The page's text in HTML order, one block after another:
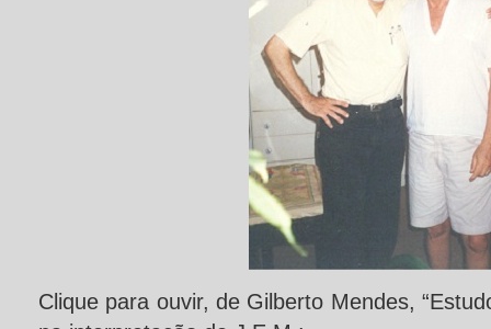
Clique para ouvir, de Gilberto Mendes,